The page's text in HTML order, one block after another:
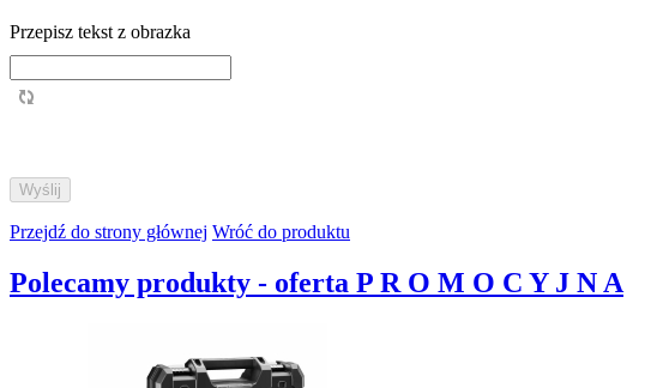
Przepisz tekst z obrazka
Przejdź do strony głównej Wróć do produktu
Polecamy produkty - oferta P R O M O C Y J N A